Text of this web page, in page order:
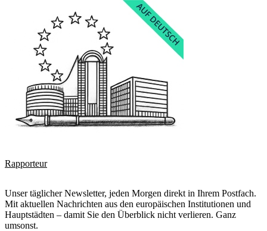
Rapporteur
Unser täglicher Newsletter, jeden Morgen direkt in Ihrem Postfach.
Mit aktuellen Nachrichten aus den europäischen Institutionen und
Hauptstädten – damit Sie den Überblick nicht verlieren. Ganz
umsonst.